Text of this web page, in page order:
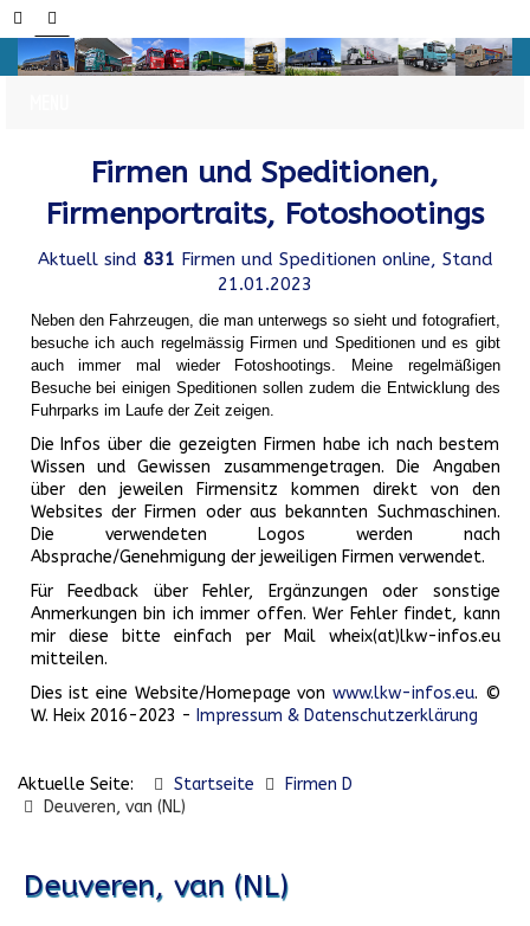
Firmen und Speditionen,
Firmenportraits, Fotoshootings
Aktuell sind 831 Firmen und Speditionen online, Stand
21.01.2023
Neben den Fahrzeugen, die man unterwegs so sieht und fotografiert,
besuche ich auch regelmässig Firmen und Speditionen und es gibt
auch immer mal wieder Fotoshootings.
Meine regelmäßigen
Besuche bei einigen Speditionen sollen zudem die Entwicklung des
Fuhrparks im Laufe der Zeit zeigen.
Die Infos über die gezeigten Firmen habe ich nach bestem
Wissen und Gewissen zusammengetragen. Die Angaben
über den jeweilen Firmensitz kommen direkt von den
Websites der Firmen oder aus bekannten Suchmaschinen.
Die verwendeten Logos werden nach
Absprache/Genehmigung der jeweiligen Firmen verwendet.
Für Feedback über Fehler, Ergänzungen oder sonstige
Anmerkungen bin ich immer offen. Wer Fehler findet, kann
mir diese bitte einfach per Mail wheix(at)lkw-infos.eu
mitteilen.
Dies ist eine Website/Homepage von www.lkw-infos.eu. ©
W. Heix 2016-2023 - Impressum & Datenschutzerklärung
Aktuelle Seite: Startseite
Firmen D
Deuveren, van (NL)
Deuveren, van (NL)